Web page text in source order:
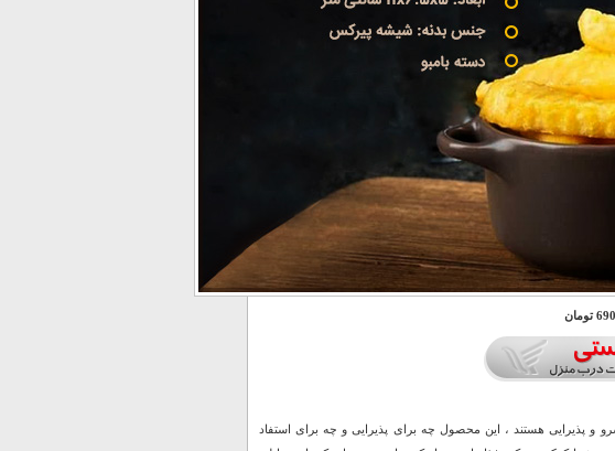
تومان
هستند ، این محصول چه برای پذیرایی و چه برای استفاد